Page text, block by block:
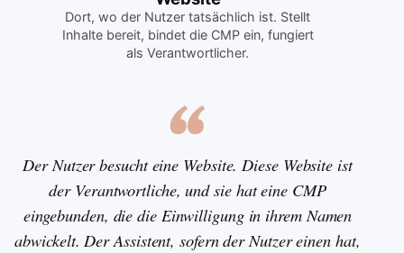
Dort, wo der Nutzer tatsächlich ist. Stellt
Inhalte bereit, bindet die CMP ein, fungiert
als Verantwortlicher.
Der Nutzer besucht eine Website. Diese Website ist
der Verantwortliche, und sie hat eine CMP
eingebunden, die die Einwilligung in ihrem Namen
abwickelt. Der Assistent, sofern der Nutzer einen hat,